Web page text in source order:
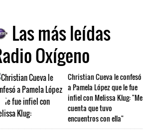
Las más leídas
Oxígeno
Christian Cueva le confesó
a Pamela López que le fue
infiel con Melissa Klug: "Me
cuenta que tuvo
encuentros con ella"